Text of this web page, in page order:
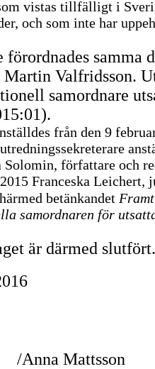
vistas tillfälligt i
och som inte har
samma
Martin Valfridsson.
samordnare
från den 9
Solomin, författare och
Franceska Leichert,
betänkandet
samordnaren för
är därmed slutfört.
/Anna Mattsson